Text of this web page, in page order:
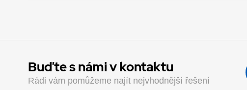
Buďte s námi v kontaktu
Rádi vám pomůžeme najít nejvhodnější řešení